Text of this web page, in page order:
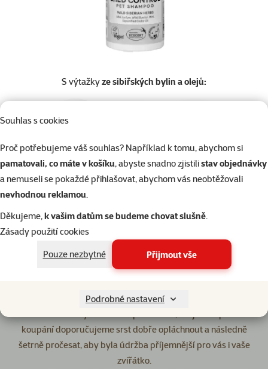
Souhlas s cookies
Proč potřebujeme váš souhlas? Například k tomu, abychom si
pamatovali, co máte v košíku, abyste snadno zjistilistav objednávky
a nemuseli se pokaždé přihlašovat, abychom vás neobtěžovali
nevhodnou reklamou.
Děkujeme,k vašim datům se budeme chovat slušně.
Zásady použití cookies
Pouze nezbytné
Přijmout vše
Podrobné nastavení
S výtažkyze sibiřských bylin a olejů:
Altajský jalovec Sibiřská máta Cedrový olej
Šampon Wilda SibericaShed Controlje vhodný pro psy, kočky
i drobné savce, kteří procházejí obdobím silnějšího línání nebo
přesrstění. Oceníte ho ve chvíli, kdy chcete srst i pokožku
šetrně umýt a dopřát jim pravidelnou péči bez zbytečné
Tip od odborníka:
koupání doporučujeme srst dobře opláchnout a následně
šetrně pročesat, aby byla údržba příjemnější pro vás i vaše
zvířátko.